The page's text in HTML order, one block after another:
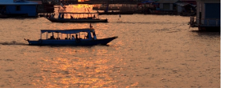
assister à un magnifique lever de soleil
flottant du lac Tonlé Sapdepuis le
la suite, une exploration en bateau du
Kneaspermet de découvrir le mode de
de cette région aquatique, suivie d'une
Dangkor.